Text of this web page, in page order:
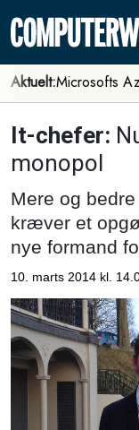
Aktuelt:Microsofts
It-chefer:
monopol
Mere og
kræver et
nye formand
10. marts 2014 kl.